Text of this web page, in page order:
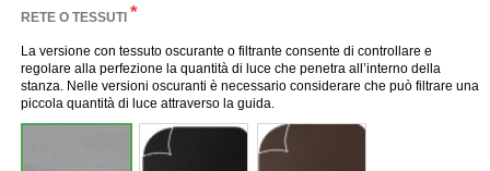
RETE O TESSUTI *
La versione con tessuto oscurante o filtrante consente di controllare e
regolare alla perfezione la quantità di luce che penetra all’interno della
stanza. Nelle versioni oscuranti è necessario considerare che può filtrare una
piccola quantità di luce attraverso la guida.